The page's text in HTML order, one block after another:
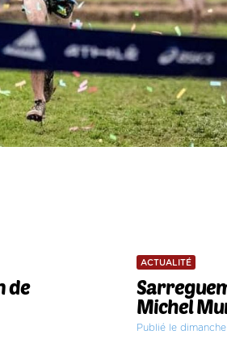
de
ACTUALITÉ
Michel
Publié le